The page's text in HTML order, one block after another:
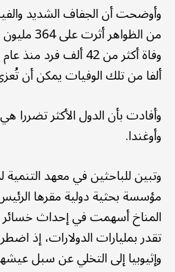
وأوضحت أن الجفاف الشديد
من
ألفا من تلك الوفيات يمكن أن
وأفادت بأن الدول الأكثر تضررا
وأوغندا.
وتبين للباحثين في معهد التنمية
مؤسسة بحثية دولية مقرها
المناخ أسهمت في إحداث خسائر
تقدر بمليارات الدولارات، إذ
وإثيوبيا إلى التخلي عن سبل